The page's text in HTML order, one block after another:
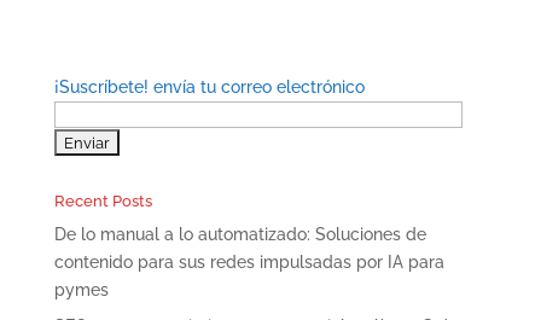
¡Suscríbete! envía tu correo electrónico
Recent Posts
De lo manual a lo automatizado: Soluciones de
contenido para sus redes impulsadas por IA para
pymes